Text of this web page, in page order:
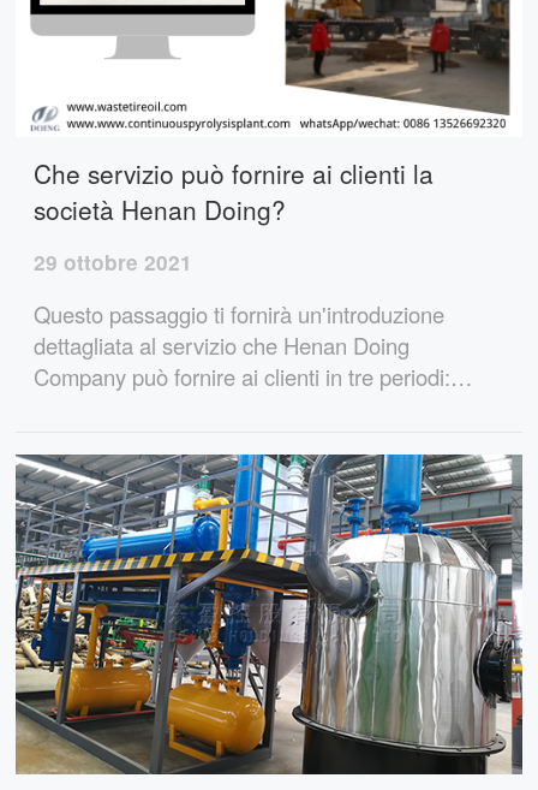
Che servizio può fornire ai clienti la
società Henan Doing?
29 ottobre 2021
Questo passaggio ti fornirà un'introduzione
dettagliata al servizio che Henan Doing
Company può fornire ai clienti in tre periodi:
dell'attrezzatura.